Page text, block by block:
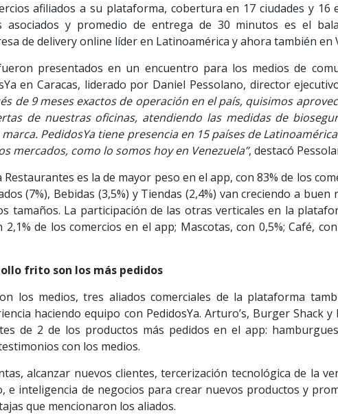
afiliados a su plataforma, cobertura en 17 ciudades y 16
asociados y promedio de entrega de 30 minutos es el
de delivery online líder en Latinoamérica y ahora también en
presentados en un encuentro para los medios de
en Caracas, liderado por Daniel Pessolano, director
de 9 meses exactos de operación en el país, quisimos
de nuestras oficinas, atendiendo las medidas de
PedidosYa tiene presencia en 15 países de
mercados, como lo somos hoy en Venezuela”, destacó
es la de mayor peso en el app, con 83% de los
(7%), Bebidas (3,5%) y Tiendas (2,4%) van creciendo a
tamaños. La participación de las otras verticales en la
2,1% de los comercios en el app; Mascotas, con 0,5%; Café,
frito son los más pedidos
los medios, tres aliados comerciales de la plataforma
haciendo equipo con PedidosYa. Arturo’s, Burger Shack y
de 2 de los productos más pedidos en el app:
con los medios.
alcanzar nuevos clientes, tercerización tecnológica de la
e inteligencia de negocios para crear nuevos productos y
que mencionaron los aliados.